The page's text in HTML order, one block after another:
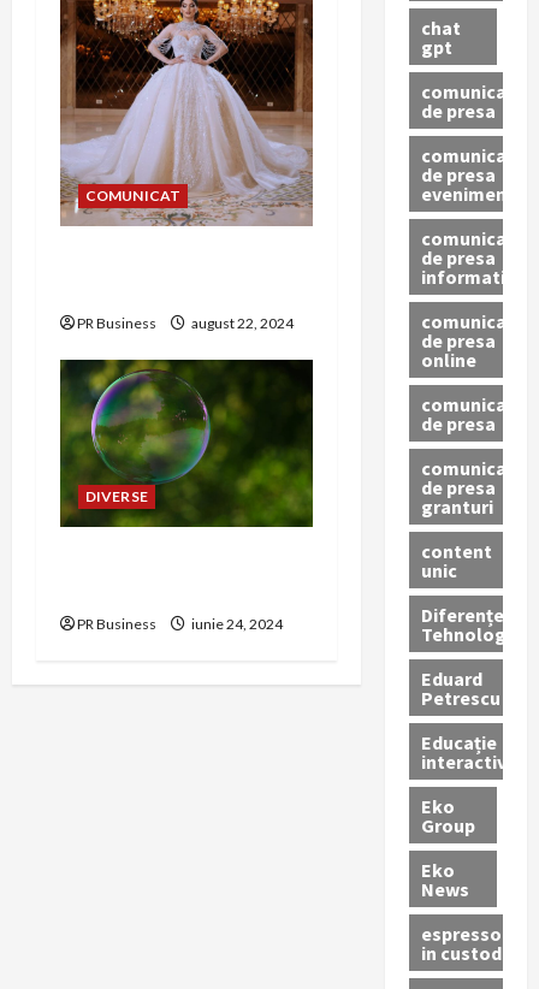
COMUNICAT
PR Business august 22, 2024
DIVERSE
PR Business iunie 24, 2024
chat
gpt
comunicat
de presa
comunicat
de presa
eveniment
comunicat
de presa
informativ
comunicat
de presa
online
comunicate
de presa
comunicate
de presa
granturi
content
unic
Diferențe
Tehnologice
Eduard
Petrescu
Educație
interactivă
Eko
Group
Eko
News
espressoare
in custodie